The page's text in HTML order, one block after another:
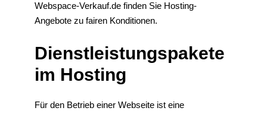
Webspace-Verkauf.de finden Sie Hosting-
Angebote zu fairen Konditionen.
Dienstleistungspakete
im Hosting
Für den Betrieb einer Webseite ist eine